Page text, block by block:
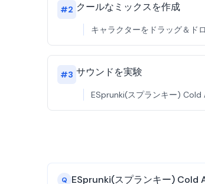
#2 クールなミックスを作成
キャラクターをドラッグ＆ド
#3 サウンドを実験
ESprunki(スプランキー) Cold
Q ESprunki(スプランキー) Cold